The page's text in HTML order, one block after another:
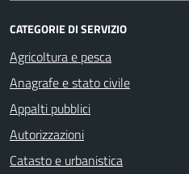
CATEGORIE DI SERVIZIO
Agricoltura e pesca
Anagrafe e stato civile
Appalti pubblici
Autorizzazioni
Catasto e urbanistica